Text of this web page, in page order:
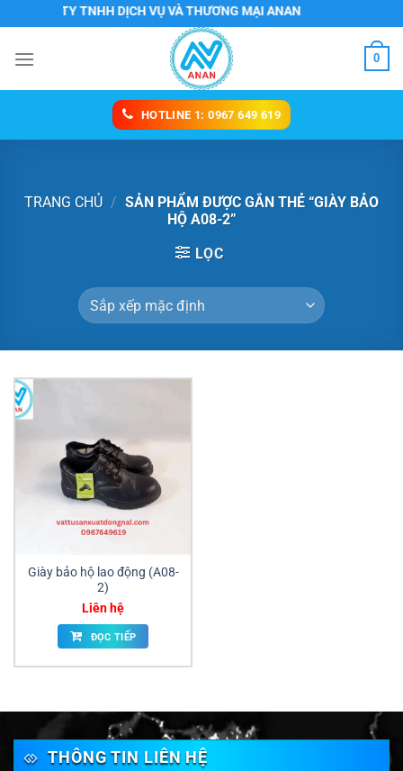
đến
nội
CÔNG TY TNHH DỊCH VỤ VÀ THƯƠNG MẠI ANAN
0
HOTLINE 1: 0967 649 619
TRANG CHỦ / SẢN PHẨM ĐƯỢC GẮN THẺ “GIÀY BẢO
HỘ A08-2”
LỌC
Giày bảo hộ lao động (A08-
2)
Liên hệ
ĐỌC TIẾP
THÔNG TIN LIÊN HỆ